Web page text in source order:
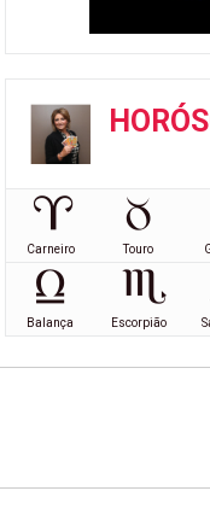
Carneiro Touro
Balança Escorpião